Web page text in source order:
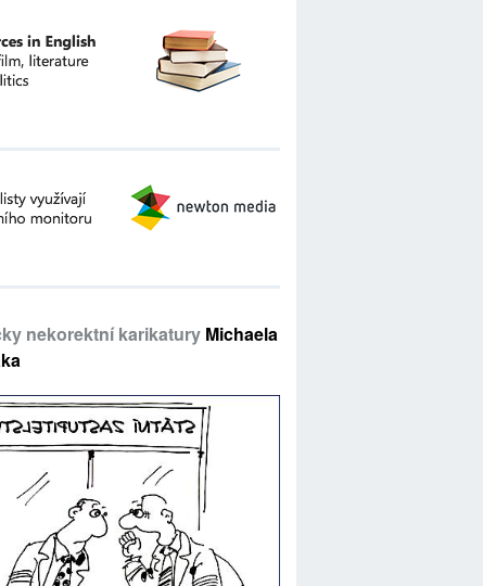
nekorektní karikatury Michaela